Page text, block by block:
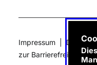
Impressum
zur Barrierefreiheit